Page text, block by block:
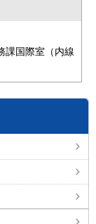
課国際室（内線